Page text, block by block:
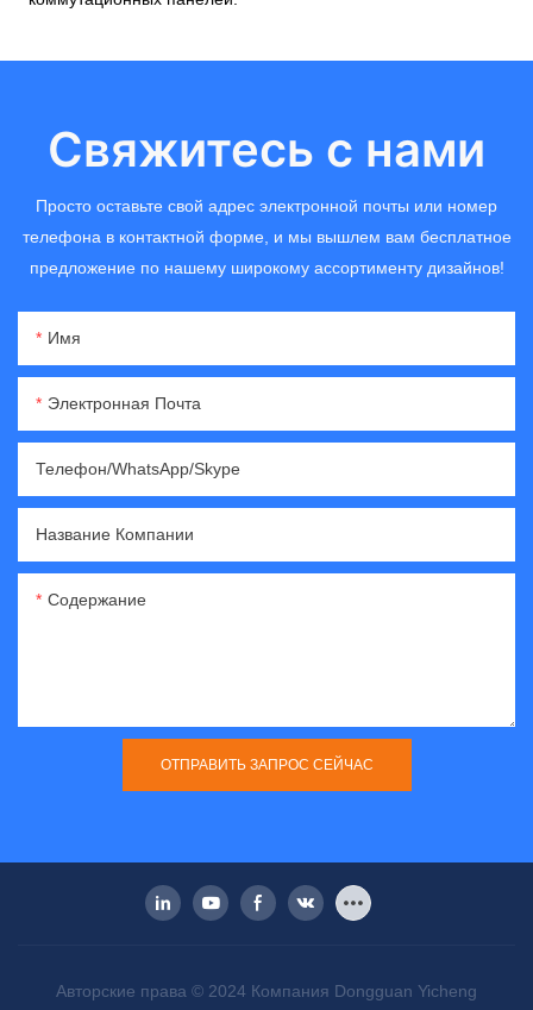
Свяжитесь с нами
Просто оставьте свой адрес электронной почты или номер
телефона в контактной форме, и мы вышлем вам бесплатное
предложение по нашему широкому ассортименту дизайнов!
Имя
Электронная Почта
Телефон/WhatsApp/Skype
Название Компании
Содержание
ОТПРАВИТЬ ЗАПРОС СЕЙЧАС
Авторские права © 2024 Компания Dongguan Yicheng